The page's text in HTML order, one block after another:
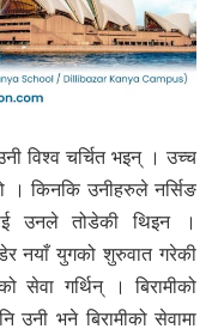
विश्व चर्चित भइन् । उच्च
। किनकि उनीहरुले नर्सिङ
उनले तोडेकी थिइन ।
नयाँ युगको शुरुवात गरेकी
सेवा गर्थिन् । बिरामीको
उनी भने बिरामीको सेवामा